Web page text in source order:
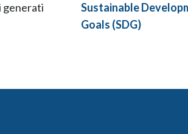
generati
Sustainable
Goals (SDG)